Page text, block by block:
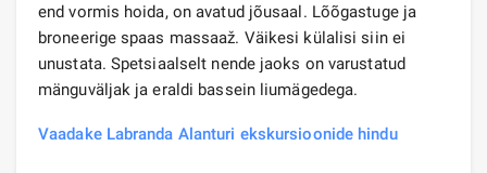
end vormis hoida, on avatud jõusaal. Lõõgastuge ja
broneerige spaas massaaž. Väikesi külalisi siin ei
unustata. Spetsiaalselt nende jaoks on varustatud
mänguväljak ja eraldi bassein liumägedega.
Vaadake Labranda Alanturi ekskursioonide hindu